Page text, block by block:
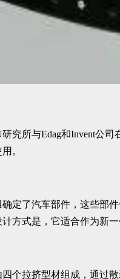
究所与Edag和Invent公
。
定了汽车部件，这些部
方式是，它适合作为新
个拉挤型材组成，通过